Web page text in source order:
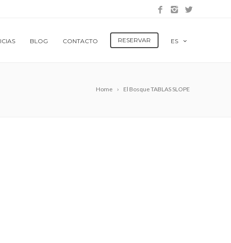
BLOG CONTACTO RESERVAR ES
Home El Bosque TABLAS SLOPE